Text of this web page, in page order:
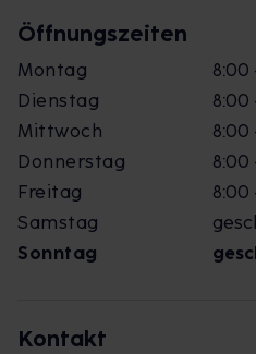
Öffnungszeiten
Montag
8:00
Dienstag
8:00
Mittwoch
8:00
Donnerstag
8:00
Freitag
8:00
Samstag
Sonntag
Kontakt